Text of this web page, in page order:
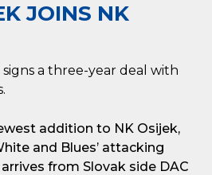
JOINS NK
a three-year deal with
addition to NK Osijek,
and Blues’ attacking
from Slovak side DAC